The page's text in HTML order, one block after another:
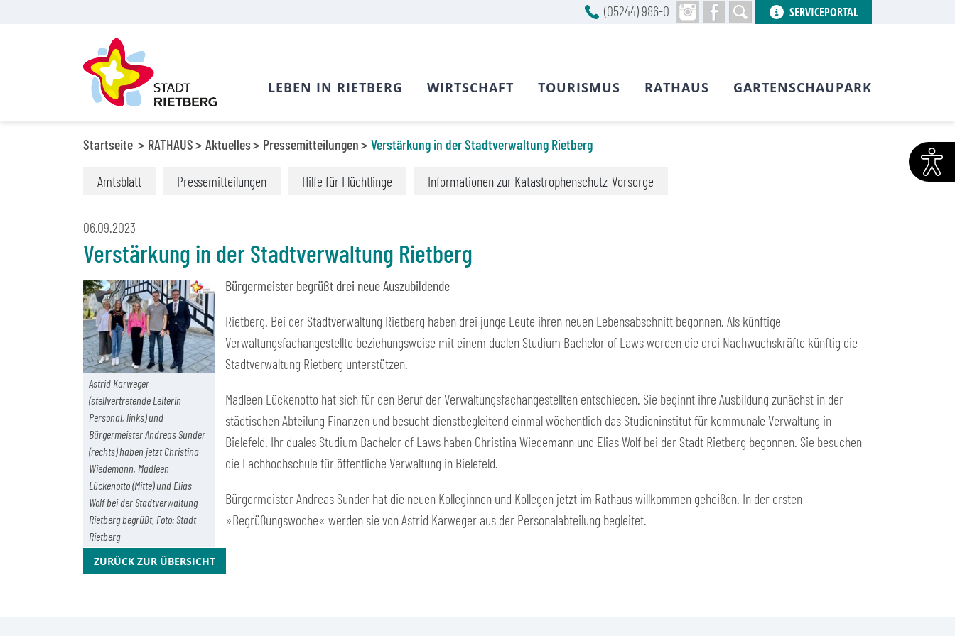
Startseite RATHAUS Aktuelles Pressemitteilungen Verstärkung in der Stadtverwaltung Rietberg
Amtsblatt Pressemitteilungen Hilfe für Flüchtlinge Informationen zur Katastrophenschutz-Vorsorge
06.09.2023
Verstärkung in der Stadtverwaltung Rietberg
Astrid Karweger
(stellvertretende Leiterin
Personal, links) und
Bürgermeister Andreas Sunder
(rechts) haben jetzt Christina
Wiedemann, Madleen
Lückenotto (Mitte) und Elias
Wolf bei der Stadtverwaltung
Rietberg begrüßt. Foto: Stadt
Rietberg
Bürgermeister begrüßt drei neue Auszubildende
Rietberg. Bei der Stadtverwaltung Rietberg haben drei junge Leute ihren neuen Lebensabschnitt begonnen. Als künftige
Verwaltungsfachangestellte beziehungsweise mit einem dualen Studium Bachelor of Laws werden die drei Nachwuchskräfte künftig die
Stadtverwaltung Rietberg unterstützen.
Madleen Lückenotto hat sich für den Beruf der Verwaltungsfachangestellten entschieden. Sie beginnt ihre Ausbildung zunächst in der
städtischen Abteilung Finanzen und besucht dienstbegleitend einmal wöchentlich das Studieninstitut für kommunale Verwaltung in
Bielefeld. Ihr duales Studium Bachelor of Laws haben Christina Wiedemann und Elias Wolf bei der Stadt Rietberg begonnen. Sie besuchen
die Fachhochschule für öffentliche Verwaltung in Bielefeld.
Bürgermeister Andreas Sunder hat die neuen Kolleginnen und Kollegen jetzt im Rathaus willkommen geheißen. In der ersten
»Begrüßungswoche« werden sie von Astrid Karweger aus der Personalabteilung begleitet.
ZURÜCK ZUR ÜBERSICHT
(05244) 986-0 SERVICEPORTAL
LEBEN IN RIETBERG WIRTSCHAFT TOURISMUS RATHAUS GARTENSCHAUPARK